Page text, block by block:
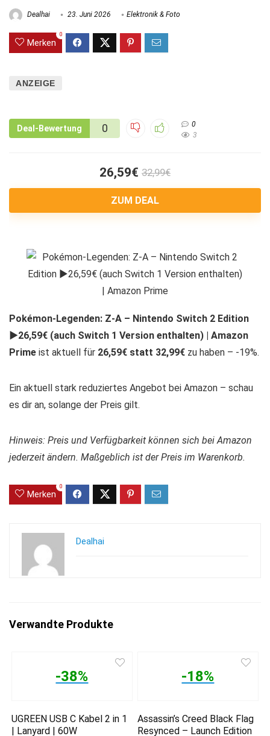
Dealhai 23. Juni 2026 Elektronik & Foto
Merken
0
ANZEIGE
Deal-Bewertung 0
0
3
26,59€ 32,99€
ZUM DEAL
Pokémon-Legenden: Z-A – Nintendo Switch 2 Edition
►26,59€ (auch Switch 1 Version enthalten) | Amazon
Prime ist aktuell für 26,59€ statt 32,99€ zu haben – -19%.
Ein aktuell stark reduziertes Angebot bei Amazon – schau
es dir an, solange der Preis gilt.
Hinweis: Preis und Verfügbarkeit können sich bei Amazon
jederzeit ändern. Maßgeblich ist der Preis im Warenkorb.
Merken
0
Dealhai
Verwandte Produkte
-38%
UGREEN USB C Kabel 2 in 1
| Lanyard | 60W
-18%
Assassin’s Creed Black Flag
Resynced – Launch Edition